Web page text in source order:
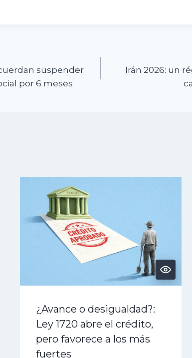
suspender
por 6 meses
Irán 2026: un
¿Avance o desigualdad?:
Ley 1720 abre el crédito,
pero favorece a los más
fuertes